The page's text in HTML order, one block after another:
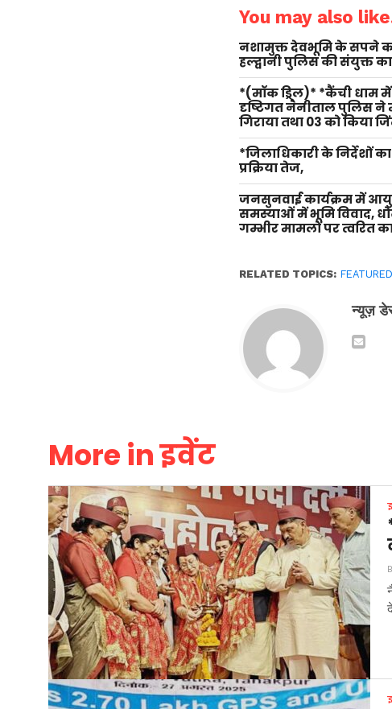
You may also
नशामुक्त देवभूमि के सपने
हल्द्वानी पुलिस की संयुक्त
*(मॉक ड्रिल)* *कैंची धाम
दृष्टिगत नैनीताल पुलिस ने
गिराया तथा 03 को किया
*जिलाधिकारी के निर्देशों
प्रक्रिया तेज,
जनसुनवाई कार्यक्रम में
समस्याओं में भूमि विवाद,
गम्भीर मामलों पर त्वरित
RELATED TOPICS: FEATURED
न्यूज़
More in इवेंट